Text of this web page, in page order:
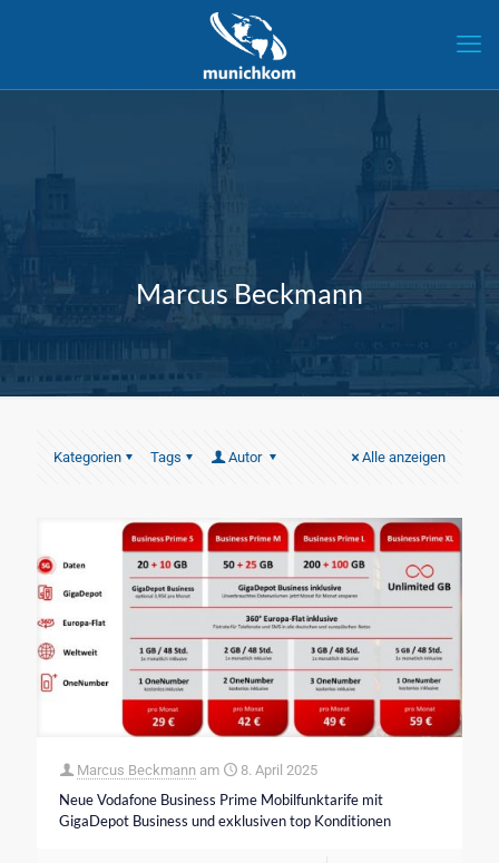
Marcus Beckmann
Kategorien Tags Autor Alle anzeigen
Marcus Beckmann am 8. April 2025
Neue Vodafone Business Prime Mobilfunktarife mit
GigaDepot Business und exklusiven top Konditionen